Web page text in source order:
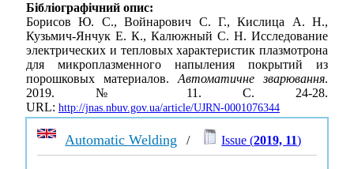
Бібліографічний опис:
Борисов Ю. С., Войнарович С. Г., Кислица А. Н.,
Кузьмич-Янчук Е. К., Калюжный С. Н. Исследование
электрических и тепловых характеристик плазмотрона
для микроплазменного напыления покрытий из
порошковых материалов.Автоматичне зварювання.
2019. № 11. С. 24-28.
URL: http://jnas.nbuv.gov.ua/article/UJRN-0001076344
Automatic Welding / Issue (2019, 11)